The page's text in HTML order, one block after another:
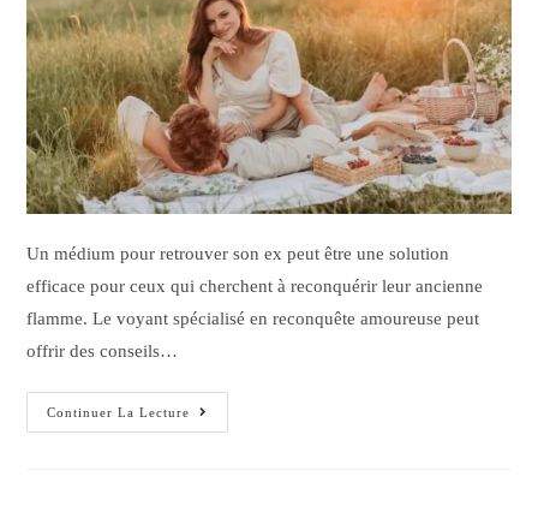
Un médium pour retrouver son ex peut être une solution
efficace pour ceux qui cherchent à reconquérir leur ancienne
flamme. Le voyant spécialisé en reconquête amoureuse peut
offrir des conseils…
Continuer La Lecture